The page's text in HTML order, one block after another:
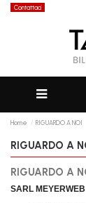
Contattaci
Home RIGUARDO A NOI
RIGUARDO A
RIGUARDO A
SARL MEYERWEB